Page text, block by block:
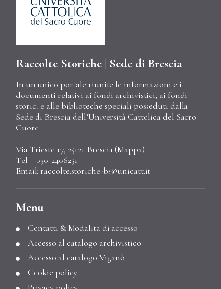
Raccolte Storiche | Sede di Brescia
In un unico portale riunite le informazioni e i
documenti relativi ai fondi archivistici, ai fondi
storici e alle biblioteche speciali posseduti dalla
Sede di Brescia dell’Università Cattolica del Sacro
Cuore
Via Trieste 17, 25121 Brescia (Mappa)
Tel – 030-2406251
Email: raccolte.storiche-bs@unicatt.it
Menu
Contatti & Modalità di accesso
Accesso al catalogo archivistico
Accesso al catalogo Viganò
Cookie policy